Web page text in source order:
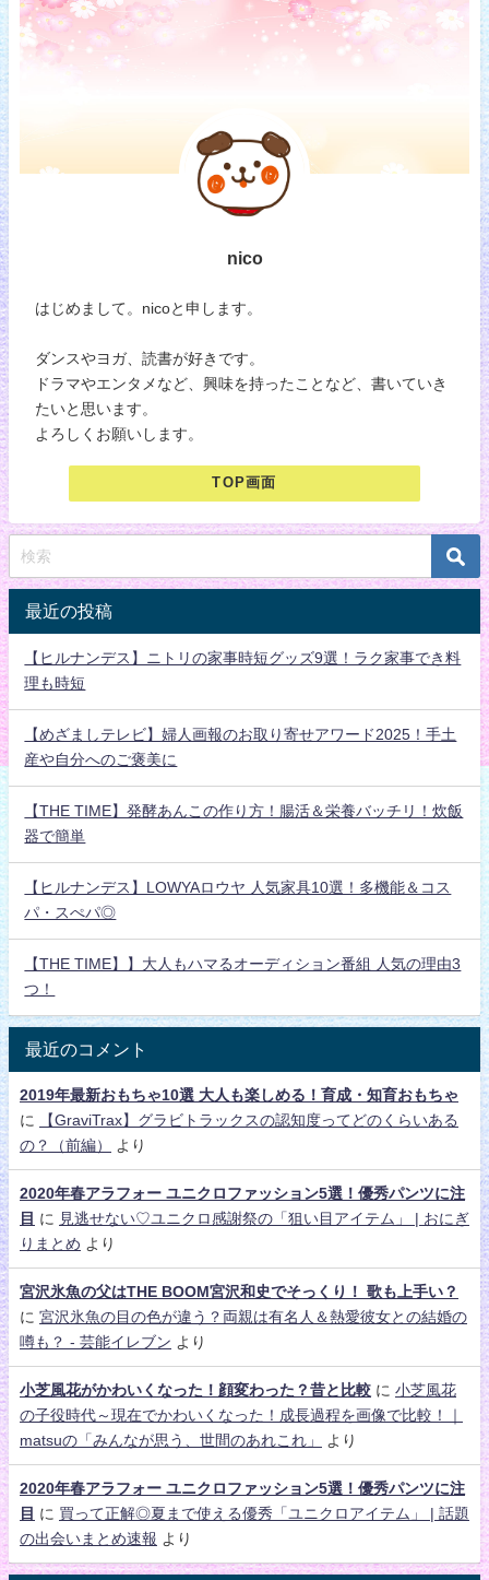
nico
はじめまして。nicoと申します。
ダンスやヨガ、読書が好きです。
ドラマやエンタメなど、興味を持ったことなど、書いていき
たいと思います。
よろしくお願いします。
TOP画面
最近の投稿
【ヒルナンデス】ニトリの家事時短グッズ9選！ラク家事でき料
理も時短
【めざましテレビ】婦人画報のお取り寄せアワード2025！手土
産や自分へのご褒美に
【THE TIME】発酵あんこの作り方！腸活＆栄養バッチリ！炊飯
器で簡単
【ヒルナンデス】LOWYAロウヤ 人気家具10選！多機能＆コス
パ・スぺパ◎
【THE TIME】】大人もハマるオーディション番組 人気の理由3
つ！
最近のコメント
2019年最新おもちゃ10選 大人も楽しめる！育成・知育おもちゃ
に
【GraviTrax】グラビトラックスの認知度ってどのくらいある
の？（前編）
より
2020年春アラフォー ユニクロファッション5選！優秀パンツに注
目 に
見逃せない♡ユニクロ感謝祭の「狙い目アイテム」 | おにぎ
りまとめ より
宮沢氷魚の父はTHE BOOM宮沢和史でそっくり！ 歌も上手い？
に 宮沢氷魚の目の色が違う？両親は有名人＆熱愛彼女との結婚の
噂も？ - 芸能イレブン より
小芝風花がかわいくなった！顔変わった？昔と比較 に 小芝風花
の子役時代～現在でかわいくなった！成長過程を画像で比較！｜
matsuの「みんなが思う、世間のあれこれ」
より
2020年春アラフォー ユニクロファッション5選！優秀パンツに注
目 に 買って正解◎夏まで使える優秀「ユニクロアイテム」 | 話題
の出会いまとめ速報 より